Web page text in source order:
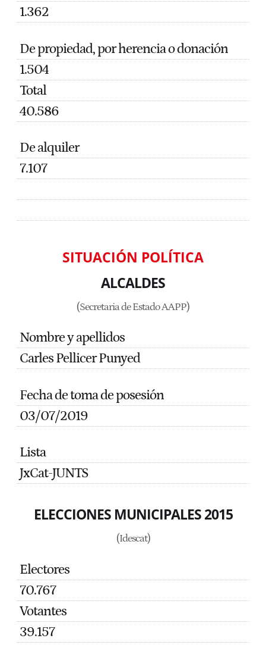
1.362
De propiedad, por herencia o donación
1.504
Total
40.586
De alquiler
7.107
SITUACIÓN POLÍTICA
ALCALDES
(Secretaria de Estado AAPP)
Nombre y apellidos
Carles Pellicer Punyed
Fecha de toma de posesión
03/07/2019
Lista
JxCat-JUNTS
ELECCIONES MUNICIPALES 2015
(Idescat)
Electores
70.767
Votantes
39.157